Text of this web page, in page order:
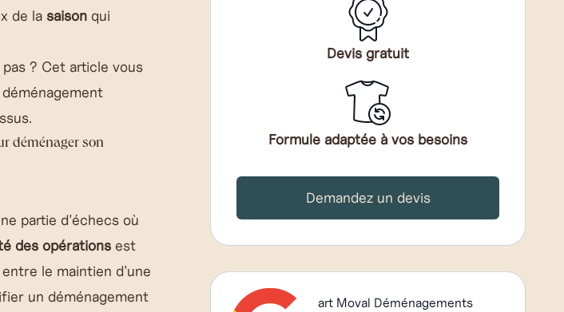
de la saison qui
? Cet article vous
déménager son
partie d'échecs où
des opérations est
le maintien d'une
un déménagement
Devis gratuit
Formule adaptée à vos besoins
Demandez un devis
art Moval Déménagements